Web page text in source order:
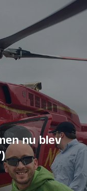
nu blev